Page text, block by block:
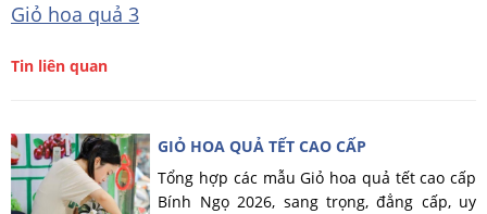
Giỏ hoa quả 3
Tin liên quan
GIỎ HOA QUẢ TẾT CAO CẤP
Tổng hợp các mẫu Giỏ hoa quả tết cao cấp
Bính Ngọ 2026, sang trọng, đẳng cấp, uy